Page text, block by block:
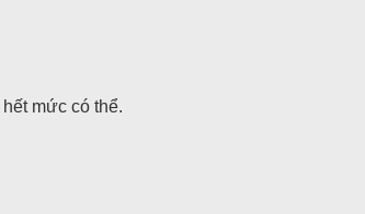
mức có thể.